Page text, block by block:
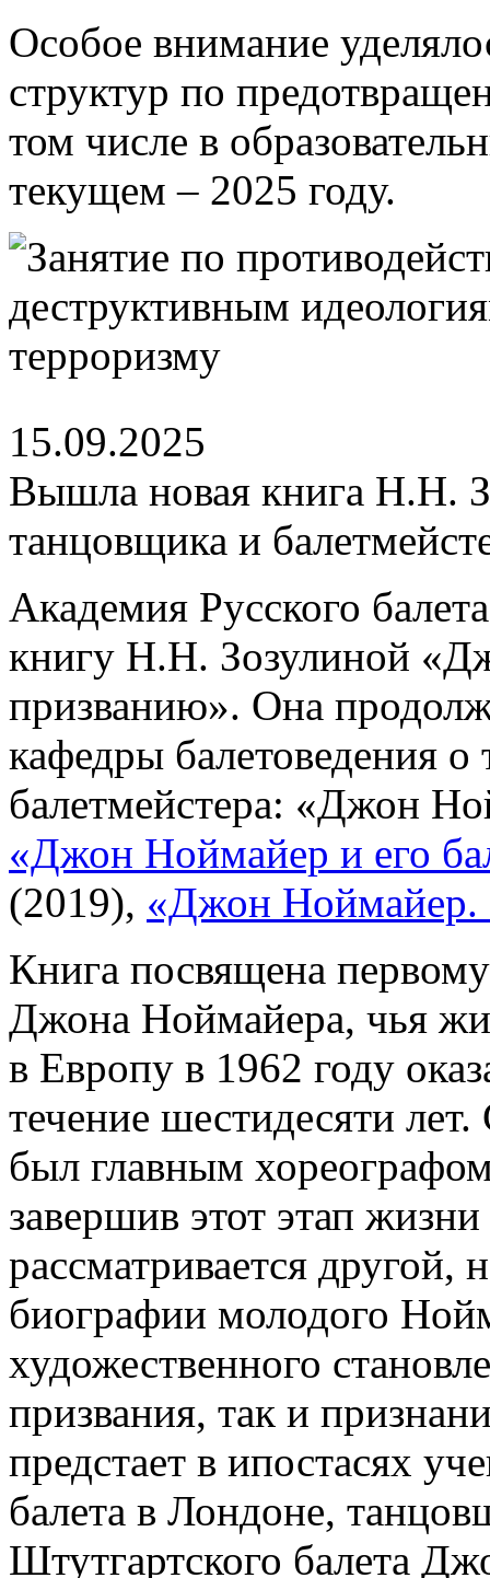
Особое внимание
структур по
том числе в
текущем – 2025 году.
15.09.2025
Вышла новая книга Н.Н.
танцовщика и
Академия Русского
книгу Н.Н. Зозулиной
призванию». Она
кафедры балетоведения
балетмейстера: «Джон
«Джон Ноймайер и его
(2019), «Джон Ноймайер.
Книга посвящена
Джона Ноймайера, чья
в Европу в 1962 году
течение шестидесяти
был главным
завершив этот этап
рассматривается другой,
биографии молодого
художественного
призвания, так и
предстает в ипостасях
балета в Лондоне,
Штутгартского балета